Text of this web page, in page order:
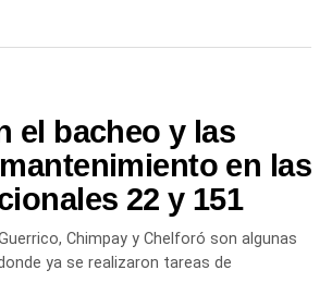
el bacheo y las
en las
22 y 151
Chimpay y Chelforó son algunas
ya se realizaron tareas de